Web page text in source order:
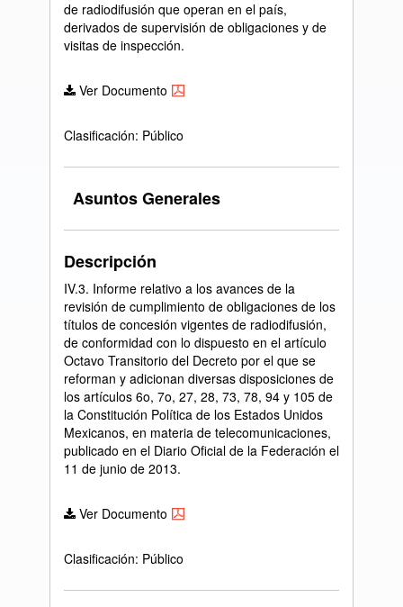
de radiodifusión que operan en el país,
derivados de supervisión de obligaciones y de
visitas de inspección.
Ver Documento
Clasificación: Público
Asuntos Generales
Descripción
IV.3. Informe relativo a los avances de la
revisión de cumplimiento de obligaciones de los
títulos de concesión vigentes de radiodifusión,
de conformidad con lo dispuesto en el artículo
Octavo Transitorio del Decreto por el que se
reforman y adicionan diversas disposiciones de
los artículos 6o, 7o, 27, 28, 73, 78, 94 y 105 de
la Constitución Política de los Estados Unidos
Mexicanos, en materia de telecomunicaciones,
publicado en el Diario Oficial de la Federación el
11 de junio de 2013.
Ver Documento
Clasificación: Público